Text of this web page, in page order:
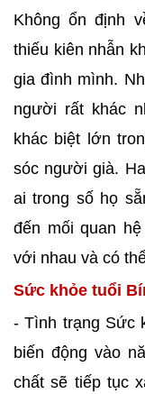
Không ổn định
thiếu kiên nhẫn
gia đình mình.
người rất khác
khác biệt lớn
sóc người già.
ai trong số họ
đến mối quan
với nhau và có
Sức khỏe tuổi
- Tình trạng Sức
biến động vào
chất sẽ tiếp tục